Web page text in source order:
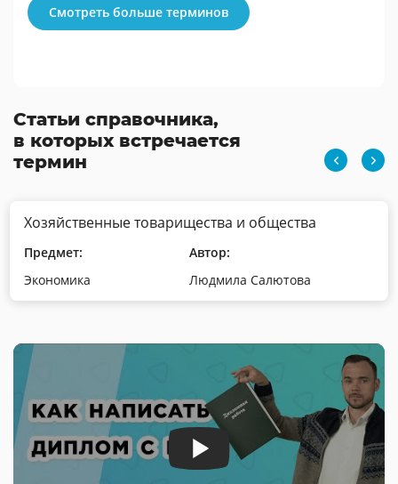
Смотреть больше терминов
Статьи справочника,
в которых встречается
термин
Хозяйственные товарищества и общества
Предмет:
Экономика
Автор:
Людмила Салютова